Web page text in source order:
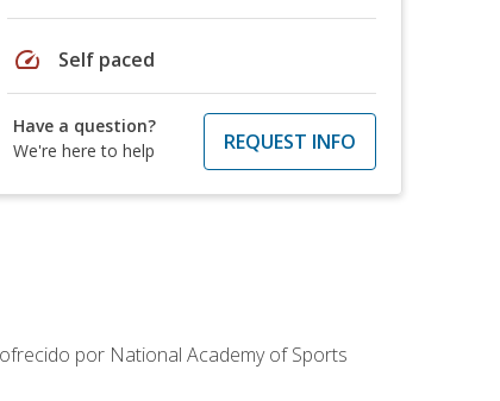
speed Self paced
Have a question?
We're here to help
REQUEST INFO
por National Academy of Sports